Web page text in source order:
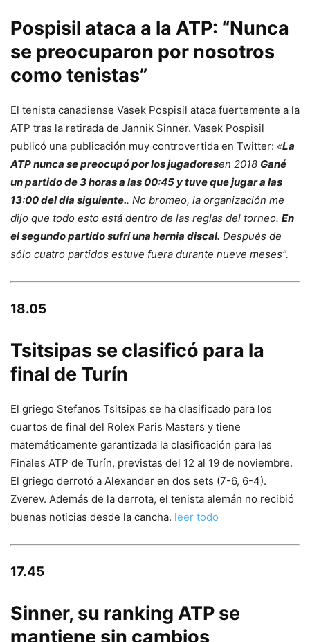
Pospisil ataca a la ATP: “Nunca
se preocuparon por nosotros
como tenistas”
El tenista canadiense Vasek Pospisil ataca fuertemente a la
ATP tras la retirada de Jannik Sinner. Vasek Pospisil
publicó una publicación muy controvertida en Twitter: «La
ATP nunca se preocupó por los jugadoresen 2018 Gané
un partido de 3 horas a las 00:45 y tuve que jugar a las
13:00 del día siguiente.. No bromeo, la organización me
dijo que todo esto está dentro de las reglas del torneo. En
el segundo partido sufrí una hernia discal. Después de
sólo cuatro partidos estuve fuera durante nueve meses”.
18.05
Tsitsipas se clasificó para la
final de Turín
El griego Stefanos Tsitsipas se ha clasificado para los
cuartos de final del Rolex Paris Masters y tiene
matemáticamente garantizada la clasificación para las
Finales ATP de Turín, previstas del 12 al 19 de noviembre.
El griego derrotó a Alexander en dos sets (7-6, 6-4).
Zverev. Además de la derrota, el tenista alemán no recibió
buenas noticias desde la cancha. leer todo
17.45
Sinner, su ranking ATP se
mantiene sin cambios